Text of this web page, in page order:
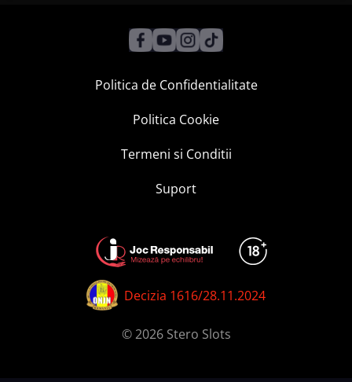
Politica de Confidentialitate
Politica Cookie
Termeni si Conditii
Suport
Decizia 1616/28.11.2024
© 2026 Stero Slots